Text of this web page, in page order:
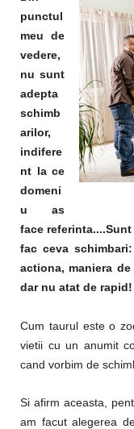
punctul
meu de
vedere,
nu sunt
adepta
schimb
arilor,
indifere
nt la ce
domeni
u as
face
fac ceva
actiona, maniera
dar nu atat de rapid!
Cum taurul este o
vietii cu un anumit
cand vorbim de
Si afirm aceasta,
am facut alegerea